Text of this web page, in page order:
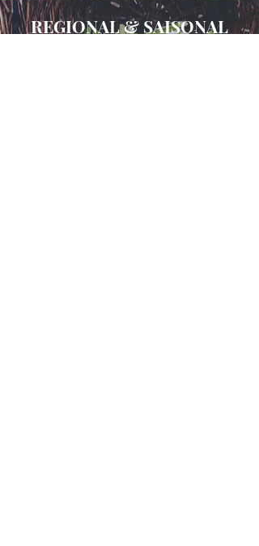
REGIONAL & SAISONAL